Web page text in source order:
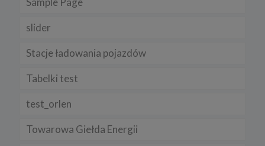
slider
Stacje ładowania pojazdów
Tabelki test
test_orlen
Towarowa Giełda Energii